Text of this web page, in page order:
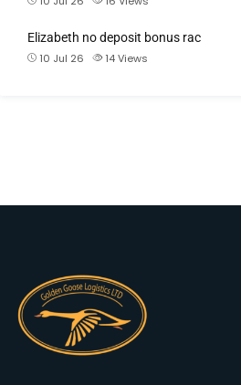
Elizabeth no deposit bonus rac
10 Jul 26
14Views